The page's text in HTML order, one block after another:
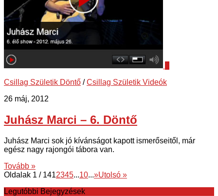
Csillag Születik Döntő /Csillag Születik Videók
26 máj, 2012
Juhász Marci – 6. Döntő
Juhász Marci sok jó kívánságot kapott ismerőseitől, már
egész nagy rajongói tábora van.
Tovább »
Oldalak 1 / 1412345...10...»Utolsó »
Legutóbbi Bejegyzések